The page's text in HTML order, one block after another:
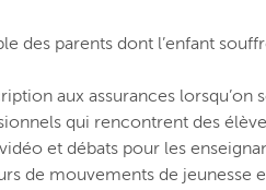
des parents dont l’enfant
aux assurances lorsqu’on
qui rencontrent des
et débats pour les
de mouvements de jeunesse